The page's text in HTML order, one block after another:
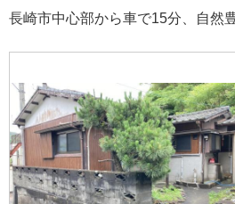
長崎市中心部から車で15分、自然